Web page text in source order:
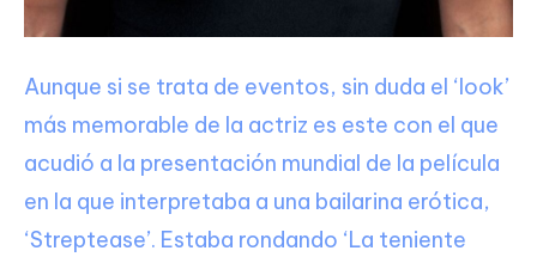
Aunque si se trata de eventos, sin duda el ‘look’
más memorable de la actriz es este con el que
acudió a la presentación mundial de la película
en la que interpretaba a una bailarina erótica,
‘Streptease’. Estaba rondando ‘La teniente